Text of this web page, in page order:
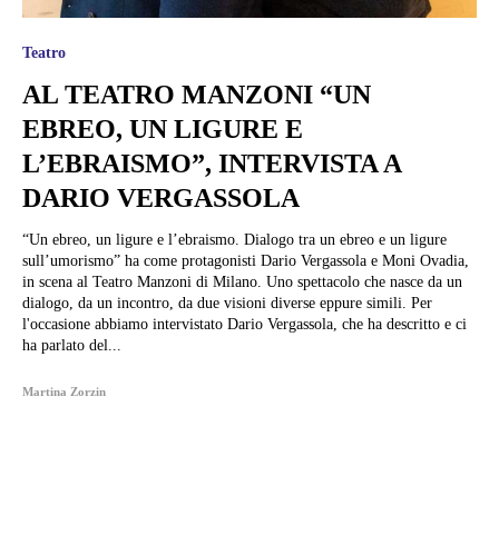
Teatro
AL TEATRO MANZONI “UN
EBREO, UN LIGURE E
L’EBRAISMO”, INTERVISTA A
DARIO VERGASSOLA
“Un ebreo, un ligure e l’ebraismo. Dialogo tra un ebreo e un ligure
sull’umorismo” ha come protagonisti Dario Vergassola e Moni Ovadia,
in scena al Teatro Manzoni di Milano. Uno spettacolo che nasce da un
dialogo, da un incontro, da due visioni diverse eppure simili. Per
l'occasione abbiamo intervistato Dario Vergassola, che ha descritto e ci
ha parlato del...
Martina Zorzin